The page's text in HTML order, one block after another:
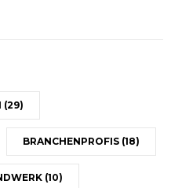
(29)
BRANCHENPROFIS (18)
(10)